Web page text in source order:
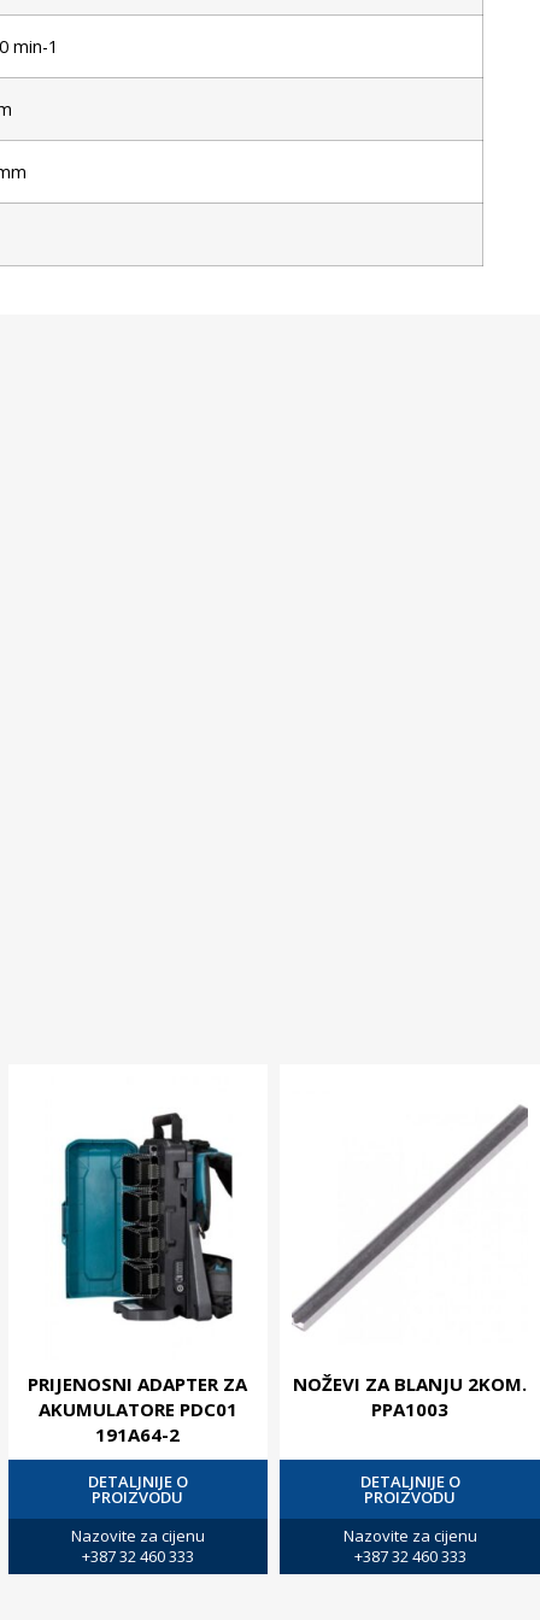
min-1
PRIJENOSNI ADAPTER ZA
AKUMULATORE PDC01
191A64-2
DETALJNIJE O
PROIZVODU
Nazovite za cijenu
+387 32 460 333
NOŽEVI ZA BLANJU 2KOM.
PPA1003
DETALJNIJE O
PROIZVODU
Nazovite za cijenu
+387 32 460 333